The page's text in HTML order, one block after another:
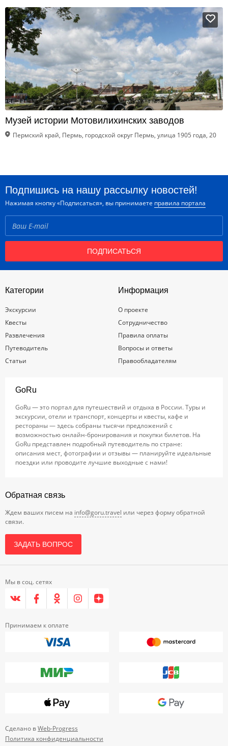
Музей истории Мотовилихинских заводов
Пермский край, Пермь, городской округ Пермь, улица 1905 года, 20
Подпишись на нашу рассылку новостей!
Нажимая кнопку «Подписаться», вы принимаете правила портала
ПОДПИСАТЬСЯ
Категории
Экскурсии
Квесты
Развлечения
Путеводитель
Статьи
Информация
О проекте
Сотрудничество
Правила оплаты
Вопросы и ответы
Правообладателям
GoRu
GoRu — это портал для путешествий и отдыха в России. Туры и
экскурсии, отели и транспорт, концерты и квесты, кафе и
рестораны — здесь собраны тысячи предложений с
возможностью онлайн-бронирования и покупки билетов. На
GoRu представлен подробный путеводитель по стране:
описания мест, фотографии и отзывы — планируйте идеальные
поездки или проводите лучшие выходные с нами!
Обратная связь
Ждем ваших писем на info@goru.travel или через форму обратной
связи.
ЗАДАТЬ ВОПРОС
Мы в соц. сетях
Принимаем к оплате
Сделано вWeb-Progress
Политика конфиденциальности